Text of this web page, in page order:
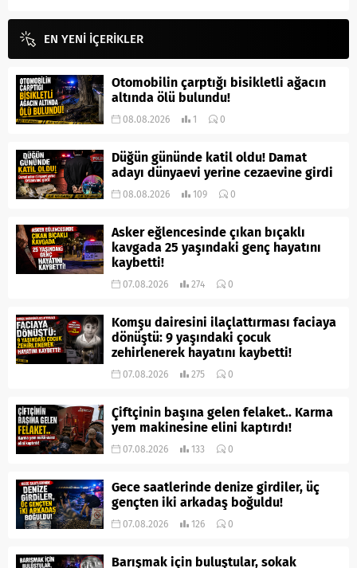
EN YENİ İÇERİKLER
Otomobilin çarptığı bisikletli ağacın
altında ölü bulundu!
08.08.2026 1 0
Düğün gününde katil oldu! Damat
adayı dünyaevi yerine cezaevine girdi
08.08.2026 109 0
Asker eğlencesinde çıkan bıçaklı
kavgada 25 yaşındaki genç hayatını
kaybetti!
07.08.2026 274 0
Komşu dairesini ilaçlattırması faciaya
dönüştü: 9 yaşındaki çocuk
zehirlenerek hayatını kaybetti!
07.08.2026 275 0
Çiftçinin başına gelen felaket.. Karma
yem makinesine elini kaptırdı!
07.08.2026 133 0
Gece saatlerinde denize girdiler, üç
gençten iki arkadaş boğuldu!
07.08.2026 126 0
Barışmak için buluştular, sokak